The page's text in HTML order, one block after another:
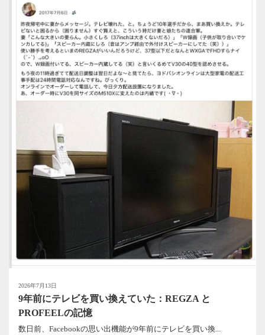
2026年7月13日
9年前にテレビを買い換えていた：REGZA と
PROFEELの記憶
数日前、Facebookの思い出機能が9年前にテレビを買い換...